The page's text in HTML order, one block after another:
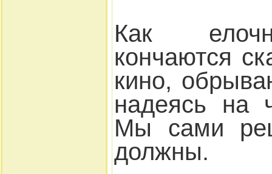
Как
кончаются
кино,
надеясь на
Мы сами
должны.